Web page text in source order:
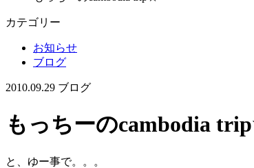
カテゴリー
お知らせ
ブログ
2010.09.29 ブログ
もっちーのcambodia
と、ゆー事で。。。